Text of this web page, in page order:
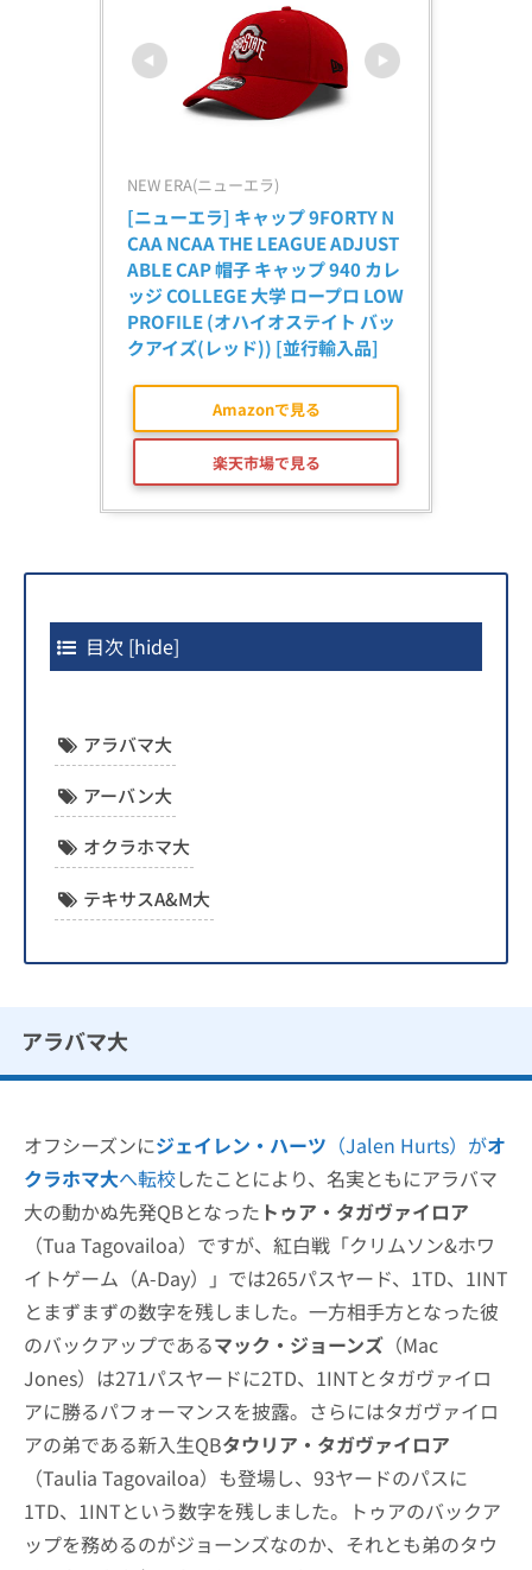
NEW ERA(ニューエラ)
[ニューエラ] キャップ 9FORTY N
CAA NCAA THE LEAGUE ADJUST
ABLE CAP 帽子 キャップ 940 カレ
ッジ COLLEGE 大学 ロープロ LOW
PROFILE (オハイオステイト バッ
クアイズ(レッド)) [並行輸入品]
Amazonで見る
楽天市場で見る
目次 [hide]
アラバマ大
アーバン大
オクラホマ大
テキサスA&M大
アラバマ大
オフシーズンにジェイレン・ハーツ （Jalen Hurts）がオ
クラホマ大へ転校したことにより、名実ともにアラバマ
大の動かぬ先発QBとなった トゥア・タガヴァイロア
（Tua Tagovailoa）ですが、紅白戦「クリムソン&ホワ
イトゲーム（A-Day）」では265パスヤード、1TD、1INT
とまずまずの数字を残しました。一方相手方となった彼
のバックアップであるマック・ジョーンズ （Mac
Jones）は271パスヤードに2TD、1INTとタガヴァイロ
アに勝るパフォーマンスを披露。さらにはタガヴァイロ
アの弟である新入生QBタウリア・タガヴァイロア
（Taulia Tagovailoa）も登場し、93ヤードのパスに
1TD、1INTという数字を残しました。トゥアのバックア
ップを務めるのがジョーンズなのか、それとも弟のタウ